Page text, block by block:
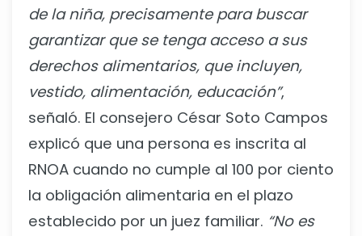
de la niña, precisamente para buscar
garantizar que se tenga acceso a sus
derechos alimentarios, que incluyen,
vestido, alimentación, educación”,
señaló. El consejero César Soto Campos
explicó que una persona es inscrita al
RNOA cuando no cumple al 100 por ciento
la obligación alimentaria en el plazo
establecido por un juez familiar. “No es